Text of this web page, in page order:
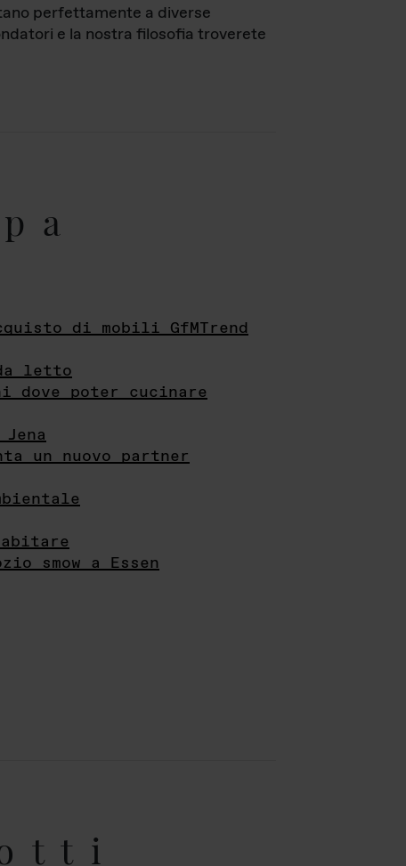
perfettamente a diverse
e la nostra filosofia troverete
di mobili GfMTrend
letto
dove poter cucinare
un nuovo partner
smow a Essen